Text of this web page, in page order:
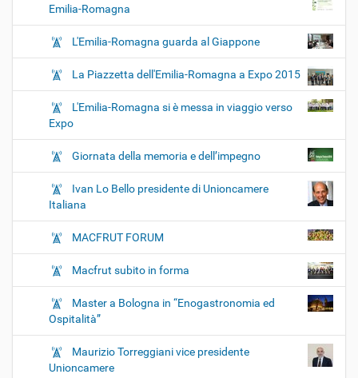
Emilia-Romagna
L'Emilia-Romagna guarda al Giappone
La Piazzetta dell'Emilia-Romagna a Expo 2015
L'Emilia-Romagna si è messa in viaggio verso
Expo
Giornata della memoria e dell’impegno
Ivan Lo Bello presidente di Unioncamere
Italiana
MACFRUT FORUM
Macfrut subito in forma
Master a Bologna in “Enogastronomia ed
Ospitalità”
Maurizio Torreggiani vice presidente
Unioncamere